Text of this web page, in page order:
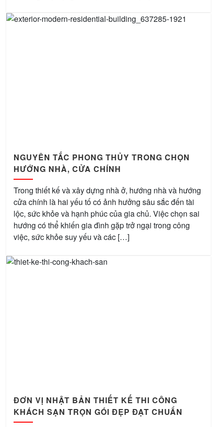
NGUYÊN TẮC PHONG THỦY TRONG CHỌN
HƯỚNG NHÀ, CỬA CHÍNH
Trong thiết kế và xây dựng nhà ở, hướng nhà và hướng
cửa chính là hai yếu tố có ảnh hưởng sâu sắc đến tài
lộc, sức khỏe và hạnh phúc của gia chủ. Việc chọn sai
hướng có thể khiến gia đình gặp trở ngại trong công
việc, sức khỏe suy yếu và các […]
ĐƠN VỊ NHẬT BẢN THIẾT KẾ THI CÔNG
KHÁCH SẠN TRỌN GÓI ĐẸP ĐẠT CHUẨN